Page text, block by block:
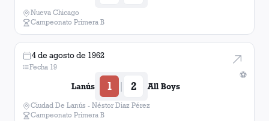
Nueva Chicago
Campeonato Primera B
⚽
4 de agosto de 1962
Fecha 19
Lanús 1 | 2 All Boys
Ciudad De Lanús - Néstor Diaz Pérez
Campeonato Primera B